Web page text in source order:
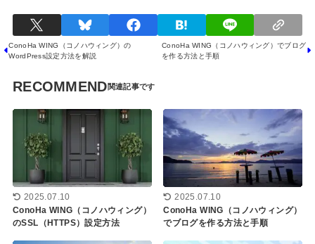
ConoHa WING（コノハウィング）でブログ
を作る方法と手順
ConoHa WING（コノハウィング）の
WordPress設定方法を解説
RECOMMEND
2025.07.10
ConoHa WING（コノハウィング）
のSSL（HTTPS）設定方法
2025.07.10
ConoHa WING（コノハウィング）
でブログを作る方法と手順